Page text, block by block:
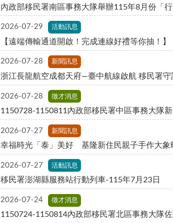
內政部移民署南區事務大隊舉辦115年8月份「
2026-07-29 活動訊息
【遠端傳輸通道開啟！完成連線好禮等你抽！】
2026-07-28 新聞訊息
浙江長龍航空成都天府—臺中航線啟航 移民署
2026-07-28 徵才消息
1150728-1150811內政部移民署中區事務大隊
2026-07-27 新聞訊息
幸福時光「泰」美好 基隆新住民親子手作大象
2026-07-27 活動訊息
移民署澎湖縣服務站行動列車-115年7月23日
2026-07-24 徵才消息
1150724-1150814內政部移民署北區事務大隊